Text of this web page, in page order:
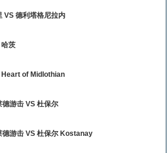
VS 德利塔格尼拉内
茨
Heart of Midlothian
德游击 VS 杜保尔
德游击 VS 杜保尔 Kostanay